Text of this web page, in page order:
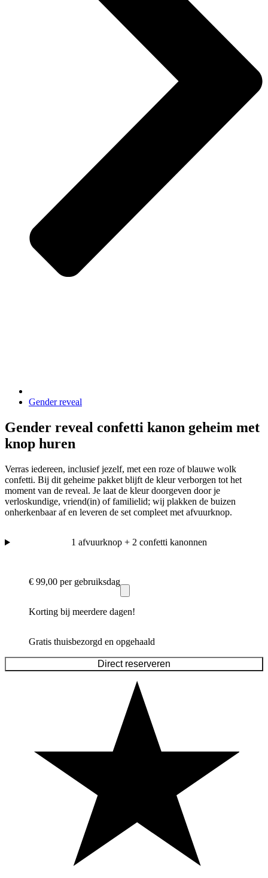
Gender reveal
Gender reveal confetti kanon geheim met
knop huren
Verras iedereen, inclusief jezelf, met een roze of blauwe wolk
confetti. Bij dit geheime pakket blijft de kleur verborgen tot het
moment van de reveal. Je laat de kleur doorgeven door je
verloskundige, vriend(in) of familielid; wij plakken de buizen
onherkenbaar af en leveren de set compleet met afvuurknop.
1 afvuurknop + 2 confetti kanonnen
€ 99,00 per gebruiksdag
Korting bij meerdere dagen!
Gratis thuisbezorgd en opgehaald
Direct reserveren